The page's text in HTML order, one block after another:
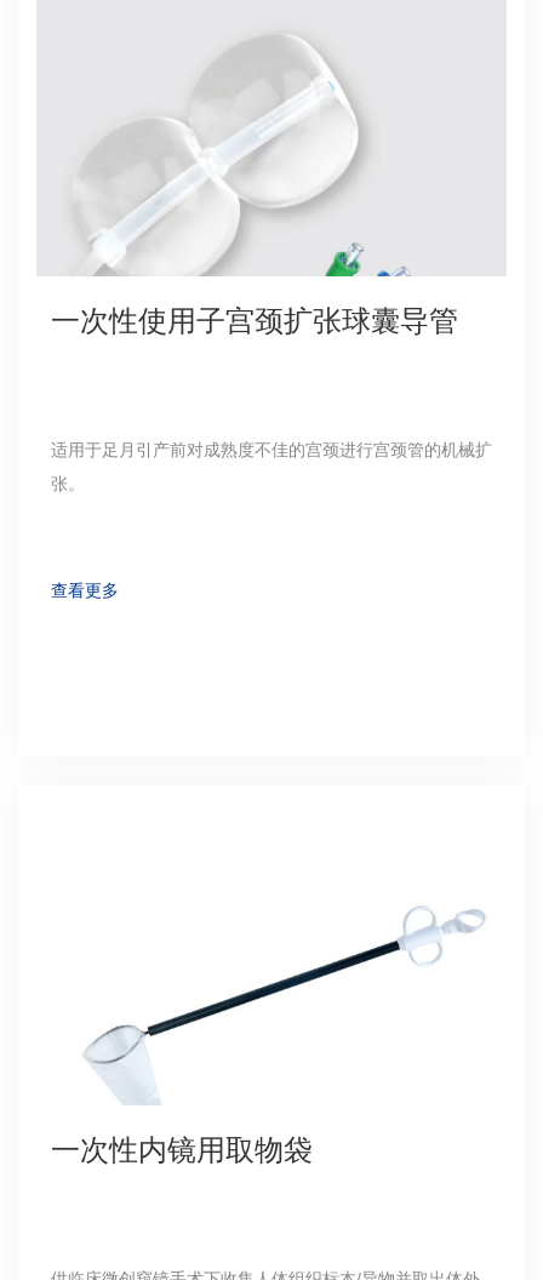
一次性使用子宫颈扩张球囊导管
适用于足月引产前对成熟度不佳的宫颈进行宫颈管的机械扩
张。
查看更多
一次性内镜用取物袋